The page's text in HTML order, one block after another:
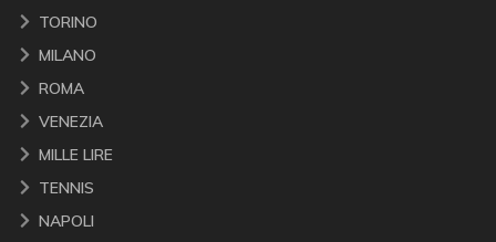
TORINO
MILANO
ROMA
VENEZIA
MILLE LIRE
TENNIS
NAPOLI